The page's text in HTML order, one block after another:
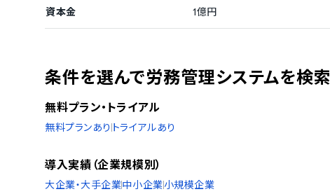
資本金 1億円
条件を選んで労務管理システムを検索
無料プラン・トライアル
無料プランあり トライアルあり
導入実績（企業規模別）
大企業・大手企業中小企業小規模企業